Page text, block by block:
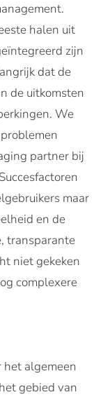
halen uit
zijn
dat de
de uitkomsten
We
partner bij
maar
en de
transparante
niet gekeken
complexere
het algemeen
gebied van